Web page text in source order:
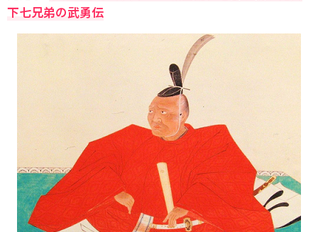
下七兄弟の武勇伝